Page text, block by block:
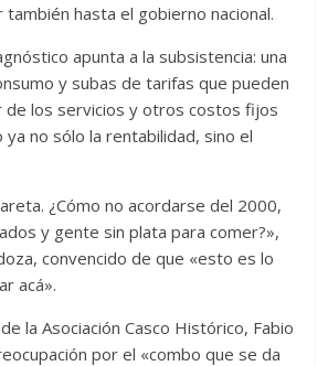
hasta el gobierno nacional.
apunta a la subsistencia: una
y subas de tarifas que pueden
de los servicios y otros costos fijos
no sólo la rentabilidad, sino el
¿Cómo no acordarse del 2000,
y gente sin plata para comer?»,
convencido de que «esto es lo
acá».
la Asociación Casco Histórico, Fabio
por el «combo que se da